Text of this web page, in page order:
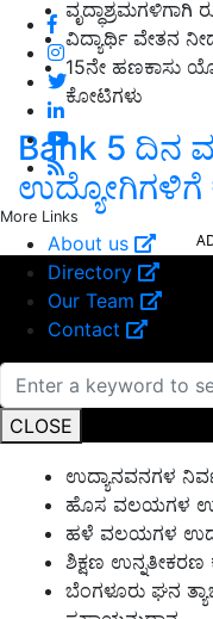
More Links
About us
Directory
Our Team
Contact
CLOSE
ವೃದ್ಧಾಶ್ರಮಗಳಿಗಾಗಿ
ವಿದ್ಯಾರ್ಥಿ ವೇತನ
15ನೇ ಹಣಕಾಸು
ಕೋಟಿಗಳು
Bank 5 ದಿನ
ಉದ್ಯೋಗಿಗಳಿಗೆ
ಉದ್ಯಾನವನಗಳ
ಹೊಸ ವಲಯಗಳ
ಹಳೆ ವಲಯಗಳ
ಶಿಕ್ಷಣ
ಬೆಂಗಳೂರು ಘನ